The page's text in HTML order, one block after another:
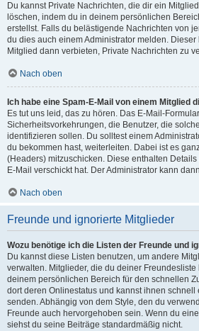
Du kannst Private Nachrichten, die dir ein
löschen, indem du in deinem persönlichen
erstellst. Falls du belästigende Nachrichten von
du dies auch einem Administrator melden.
Mitglied dann verbieten, Private Nachrichten zu
Nach oben
Ich habe eine Spam-E-Mail von einem Mitglied
Es tut uns leid, das zu hören. Das E-Mail-
Sicherheitsvorkehrungen, die Benutzer, die
identifizieren sollen. Du solltest einem
du bekommen hast, weiterleiten. Dabei ist es
(Headers) mitzuschicken. Diese enthalten
E-Mail verschickt hat. Der Administrator kann
Nach oben
Freunde und ignorierte Mitglieder
Wozu benötige ich die Listen der Freunde und
Du kannst diese Listen benutzen, um andere
verwalten. Mitglieder, die du deiner Freundesliste
deinem persönlichen Bereich für den schnellen
dort deren Onlinestatus und kannst ihnen schnell
senden. Abhängig von dem Style, den du
Freunde auch hervorgehoben sein. Wenn du
siehst du seine Beiträge standardmäßig nicht.